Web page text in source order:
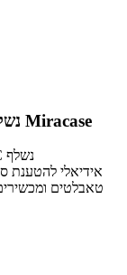
מטען קיר 65W עם כבל Type-C נשלף מבית Miracase
טאבלטים